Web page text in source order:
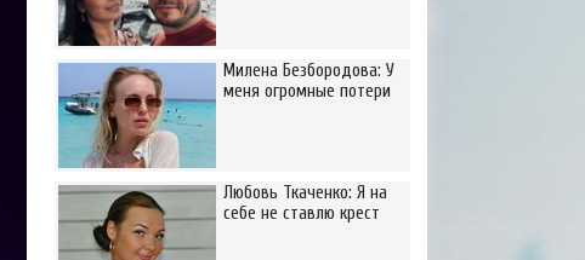
Милена Безбородова: У
меня огромные потери
Любовь Ткаченко: Я на
себе не ставлю крест